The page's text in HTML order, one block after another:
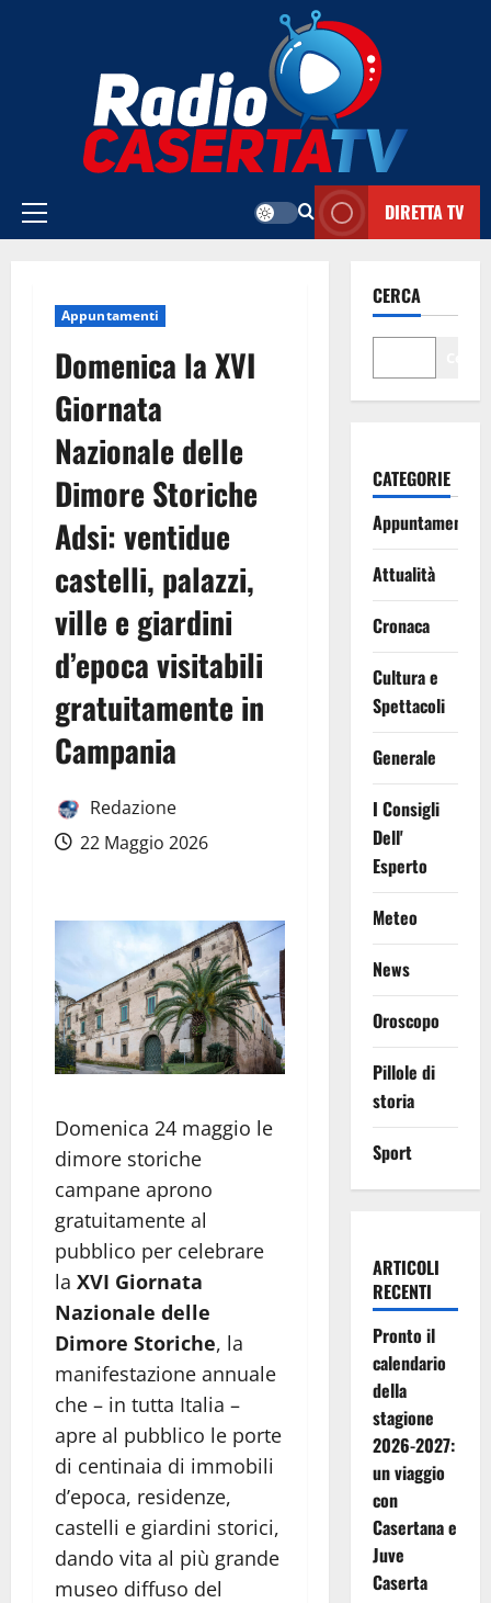
Menu
DIRETTA TV
Appuntamenti
Domenica la XVI
Giornata
Nazionale delle
Dimore Storiche
Adsi: ventidue
castelli, palazzi,
ville e giardini
d’epoca visitabili
gratuitamente in
Campania
Redazione
22 Maggio 2026
Domenica 24 maggio le
dimore storiche
campane aprono
gratuitamente al
pubblico per celebrare
la XVI Giornata
Nazionale delle
Dimore Storiche, la
manifestazione annuale
che – in tutta Italia –
apre al pubblico le porte
di centinaia di immobili
d’epoca, residenze,
castelli e giardini storici,
dando vita al più grande
museo diffuso del
CERCA
CATEGORIE
Appuntamenti
Attualità
Cronaca
Cultura e
Spettacoli
Generale
I Consigli
Dell'
Esperto
Meteo
News
Oroscopo
Pillole di
storia
Sport
ARTICOLI
RECENTI
Pronto il
calendario
della
stagione
2026-2027:
un viaggio
con
Casertana e
Juve
Caserta